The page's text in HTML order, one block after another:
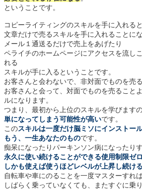
ということです。
コピーライティングのスキルを手に入れると
文章だけで売るスキルを手に入れることにな
メール１通送るだけで売上をあげたり
ペライチのホームページにアクセスを流し
れる
スキルが手に入るということです。
お客さんと会わないで、非対面でものを売
お客さんと会って、対面でものを売ること
ルになります。
つまり、最初から上位のスキルを学びますの
単になってしまう可能性が高いです。
このスキルは一度だけ脳ミソにインストー
もう、一生あなたのものです。
痴呆になったりパーキンソン病になったり
永久に使い続けることができる使用制限ゼ
しかも使えば使うほどレベルが上昇し続け
自転車や車にのることを一度マスターすれ
しばらく乗っていなくても、またすぐに乗